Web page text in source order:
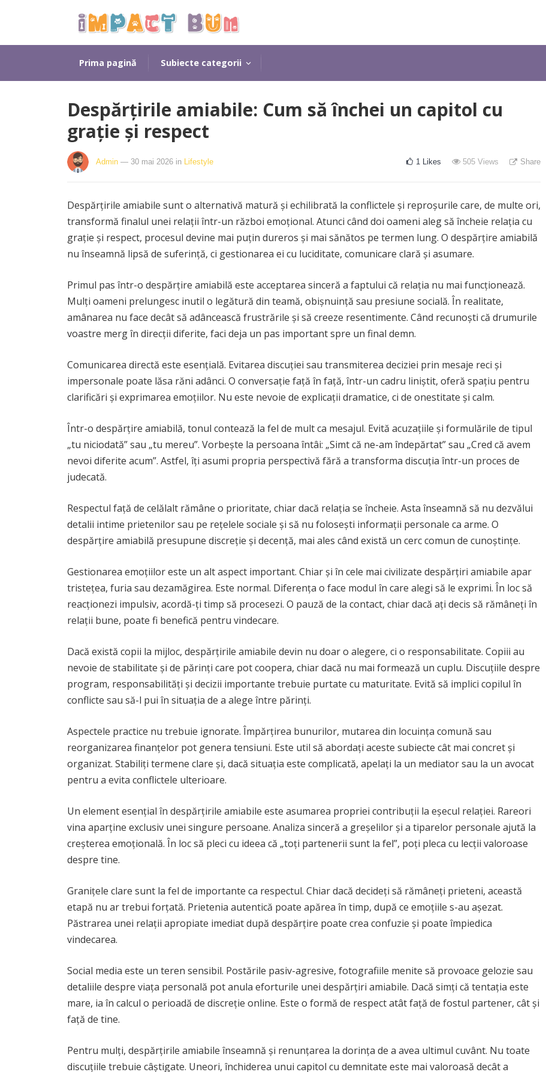
Prima pagină Subiecte categorii
Despărțirile amiabile: Cum să închei un capitol cu
grație și respect
Admin — 30 mai 2026 in Lifestyle 1 Likes 505 Views Share
Despărțirile amiabile sunt o alternativă matură și echilibrată la conflictele și reproșurile care, de multe ori,
transformă finalul unei relații într-un război emoțional. Atunci când doi oameni aleg să încheie relația cu
grație și respect, procesul devine mai puțin dureros și mai sănătos pe termen lung. O despărțire amiabilă
nu înseamnă lipsă de suferință, ci gestionarea ei cu luciditate, comunicare clară și asumare.
Primul pas într-o despărțire amiabilă este acceptarea sinceră a faptului că relația nu mai funcționează.
Mulți oameni prelungesc inutil o legătură din teamă, obișnuință sau presiune socială. În realitate,
amânarea nu face decât să adâncească frustrările și să creeze resentimente. Când recunoști că drumurile
voastre merg în direcții diferite, faci deja un pas important spre un final demn.
Comunicarea directă este esențială. Evitarea discuției sau transmiterea deciziei prin mesaje reci și
impersonale poate lăsa răni adânci. O conversație față în față, într-un cadru liniștit, oferă spațiu pentru
clarificări și exprimarea emoțiilor. Nu este nevoie de explicații dramatice, ci de onestitate și calm.
Într-o despărțire amiabilă, tonul contează la fel de mult ca mesajul. Evită acuzațiile și formulările de tipul
„tu niciodată” sau „tu mereu”. Vorbește la persoana întâi: „Simt că ne-am îndepărtat” sau „Cred că avem
nevoi diferite acum”. Astfel, îți asumi propria perspectivă fără a transforma discuția într-un proces de
judecată.
Respectul față de celălalt rămâne o prioritate, chiar dacă relația se încheie. Asta înseamnă să nu dezvălui
detalii intime prietenilor sau pe rețelele sociale și să nu folosești informații personale ca arme. O
despărțire amiabilă presupune discreție și decență, mai ales când există un cerc comun de cunoștințe.
Gestionarea emoțiilor este un alt aspect important. Chiar și în cele mai civilizate despărțiri amiabile apar
tristețea, furia sau dezamăgirea. Este normal. Diferența o face modul în care alegi să le exprimi. În loc să
reacționezi impulsiv, acordă-ți timp să procesezi. O pauză de la contact, chiar dacă ați decis să rămâneți în
relații bune, poate fi benefică pentru vindecare.
Dacă există copii la mijloc, despărțirile amiabile devin nu doar o alegere, ci o responsabilitate. Copiii au
nevoie de stabilitate și de părinți care pot coopera, chiar dacă nu mai formează un cuplu. Discuțiile despre
program, responsabilități și decizii importante trebuie purtate cu maturitate. Evită să implici copilul în
conflicte sau să-l pui în situația de a alege între părinți.
Aspectele practice nu trebuie ignorate. Împărțirea bunurilor, mutarea din locuința comună sau
reorganizarea finanțelor pot genera tensiuni. Este util să abordați aceste subiecte cât mai concret și
organizat. Stabiliți termene clare și, dacă situația este complicată, apelați la un mediator sau la un avocat
pentru a evita conflictele ulterioare.
Un element esențial în despărțirile amiabile este asumarea propriei contribuții la eșecul relației. Rareori
vina aparține exclusiv unei singure persoane. Analiza sinceră a greșelilor și a tiparelor personale ajută la
creșterea emoțională. În loc să pleci cu ideea că „toți partenerii sunt la fel”, poți pleca cu lecții valoroase
despre tine.
Granițele clare sunt la fel de importante ca respectul. Chiar dacă decideți să rămâneți prieteni, această
etapă nu ar trebui forțată. Prietenia autentică poate apărea în timp, după ce emoțiile s-au așezat.
Păstrarea unei relații apropiate imediat după despărțire poate crea confuzie și poate împiedica
vindecarea.
Social media este un teren sensibil. Postările pasiv-agresive, fotografiile menite să provoace gelozie sau
detaliile despre viața personală pot anula eforturile unei despărțiri amiabile. Dacă simți că tentația este
mare, ia în calcul o perioadă de discreție online. Este o formă de respect atât față de fostul partener, cât și
față de tine.
Pentru mulți, despărțirile amiabile înseamnă și renunțarea la dorința de a avea ultimul cuvânt. Nu toate
discuțiile trebuie câștigate. Uneori, închiderea unui capitol cu demnitate este mai valoroasă decât a